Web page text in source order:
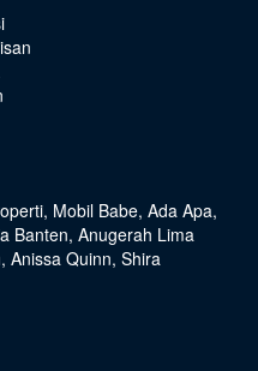
, Mobil Babe, Ada Apa,
Banten, Anugerah Lima
, Anissa Quinn, Shira